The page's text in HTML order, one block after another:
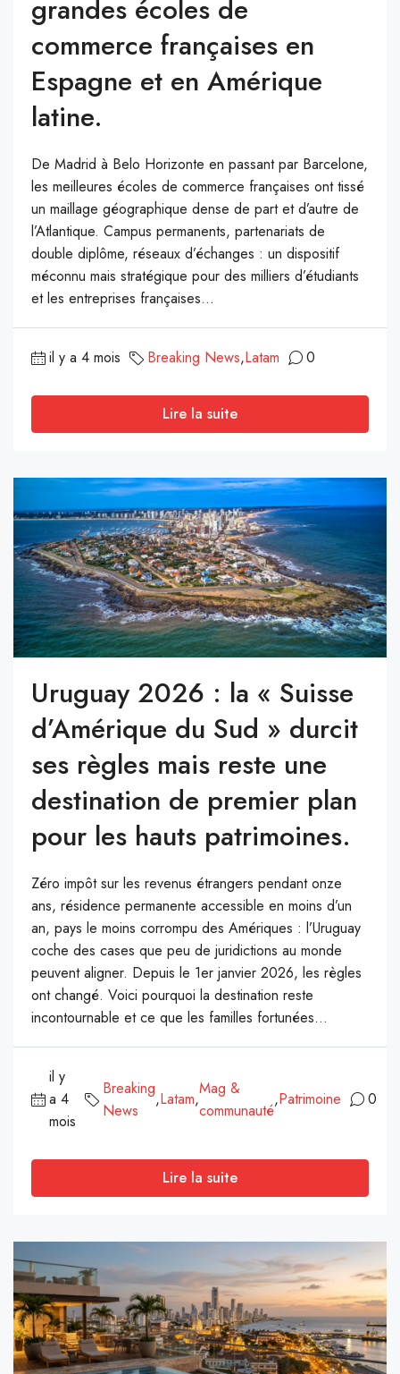
grandes écoles de
commerce françaises en
Espagne et en Amérique
latine.
De Madrid à Belo Horizonte en passant par Barcelone,
les meilleures écoles de commerce françaises ont tissé
un maillage géographique dense de part et d’autre de
l’Atlantique. Campus permanents, partenariats de
double diplôme, réseaux d’échanges : un dispositif
méconnu mais stratégique pour des milliers d’étudiants
et les entreprises françaises...
il y a 4 mois Breaking News,Latam 0
Lire la suite
Uruguay 2026 : la « Suisse
d’Amérique du Sud » durcit
ses règles mais reste une
destination de premier plan
pour les hauts patrimoines.
Zéro impôt sur les revenus étrangers pendant onze
ans, résidence permanente accessible en moins d’un
an, pays le moins corrompu des Amériques : l’Uruguay
coche des cases que peu de juridictions au monde
peuvent aligner. Depuis le 1er janvier 2026, les règles
ont changé. Voici pourquoi la destination reste
incontournable et ce que les familles fortunées...
il y
a 4
mois
Breaking
News
,Latam,
Mag &
communauté
,Patrimoine 0
Lire la suite